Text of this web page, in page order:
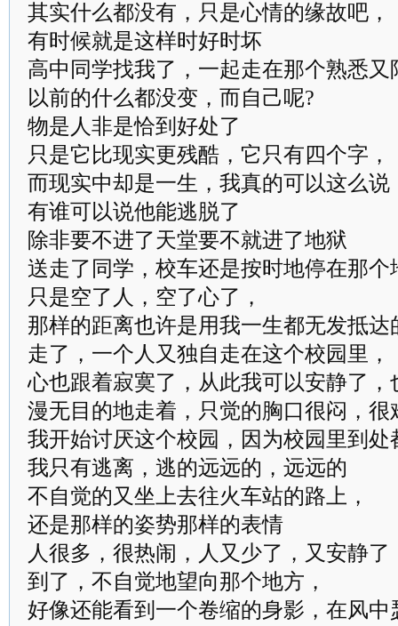
其实什么都没有，只是心情的缘故吧，
有时候就是这样时好时坏
高中同学找我了，一起走在那个熟悉又
以前的什么都没变，而自己呢?
物是人非是恰到好处了
只是它比现实更残酷，它只有四个字，
而现实中却是一生，我真的可以这么说
有谁可以说他能逃脱了
除非要不进了天堂要不就进了地狱
送走了同学，校车还是按时地停在那个
只是空了人，空了心了，
那样的距离也许是用我一生都无发抵达
走了，一个人又独自走在这个校园里，
心也跟着寂寞了，从此我可以安静了，
漫无目的地走着，只觉的胸口很闷，
我开始讨厌这个校园，因为校园里到
我只有逃离，逃的远远的，远远的
不自觉的又坐上去往火车站的路上，
还是那样的姿势那样的表情
人很多，很热闹，人又少了，又安静了
到了，不自觉地望向那个地方，
好像还能看到一个卷缩的身影，在风中